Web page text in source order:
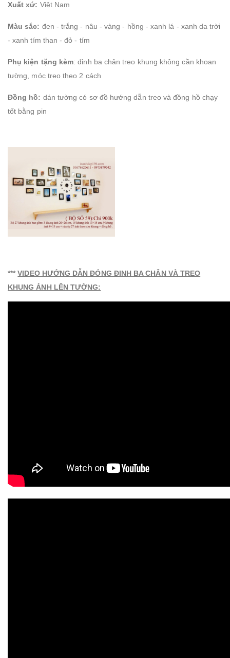
Xuất xứ: Việt Nam
Màu sắc: đen - trắng - nâu - vàng - hồng - xanh lá - xanh da trời
- xanh tím than - đỏ - tím
Phụ kiện tặng kèm: đinh ba chân treo khung không cần khoan
tường, móc treo theo 2 cách
Đồng hồ: dán tường có sơ đồ hướng dẫn treo và đồng hồ chạy
tốt bằng pin
*** VIDEO HƯỚNG DẪN ĐÓNG ĐINH BA CHÂN VÀ TREO
KHUNG ẢNH LÊN TƯỜNG: